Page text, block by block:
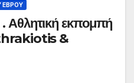
ΈΒΡΟΥ
Αθλητική εκπομπή
&